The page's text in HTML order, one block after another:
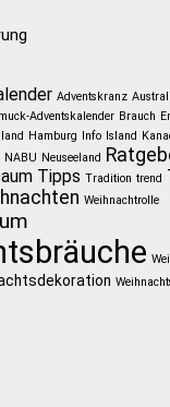
Adventskranz
Adventskalender Brauch
Hamburg Info Island
NABU Neuseeland
Tipps Tradition trend
Weihnachtrolle